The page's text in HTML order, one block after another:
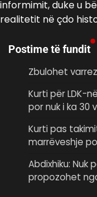
informimit, duke u
realitetit në çdo
Postime të fundit
Zbulohet
Kurti për LDK-
por nuk i ka 30
Kurti pas
marrëveshje
Abdixhiku:
propozohet